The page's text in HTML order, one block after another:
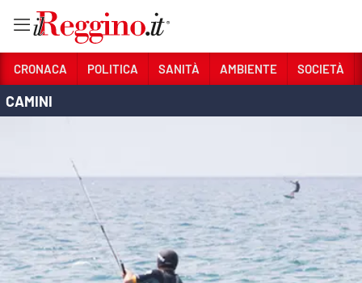
Sezioni
SANITÀ
AMBIENTE
SOCIETÀ
CRONACA POLITICA SANITÀ AMBIENTE SOCIETÀ
CAMINI